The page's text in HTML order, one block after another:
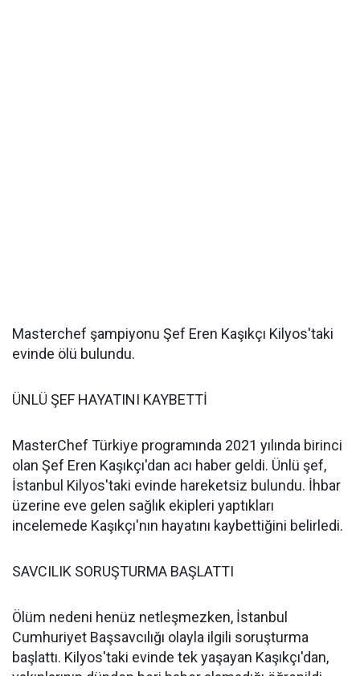
Masterchef şampiyonu Şef Eren Kaşıkçı Kilyos'taki
evinde ölü bulundu.
ÜNLÜ ŞEF HAYATINI KAYBETTİ
MasterChef Türkiye programında 2021 yılında birinci
olan Şef Eren Kaşıkçı'dan acı haber geldi. Ünlü şef,
İstanbul Kilyos'taki evinde hareketsiz bulundu. İhbar
üzerine eve gelen sağlık ekipleri yaptıkları
incelemede Kaşıkçı'nın hayatını kaybettiğini belirledi.
SAVCILIK SORUŞTURMA BAŞLATTI
Ölüm nedeni henüz netleşmezken, İstanbul
Cumhuriyet Başsavcılığı olayla ilgili soruşturma
başlattı. Kilyos'taki evinde tek yaşayan Kaşıkçı'dan,